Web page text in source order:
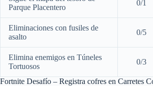
Parque Placentero
0/1
Eliminaciones con fusiles de
asalto
0/5
Elimina enemigos en Túneles
Tortuosos
0/3
Fortnite Desafío – Registra cofres en Carretes